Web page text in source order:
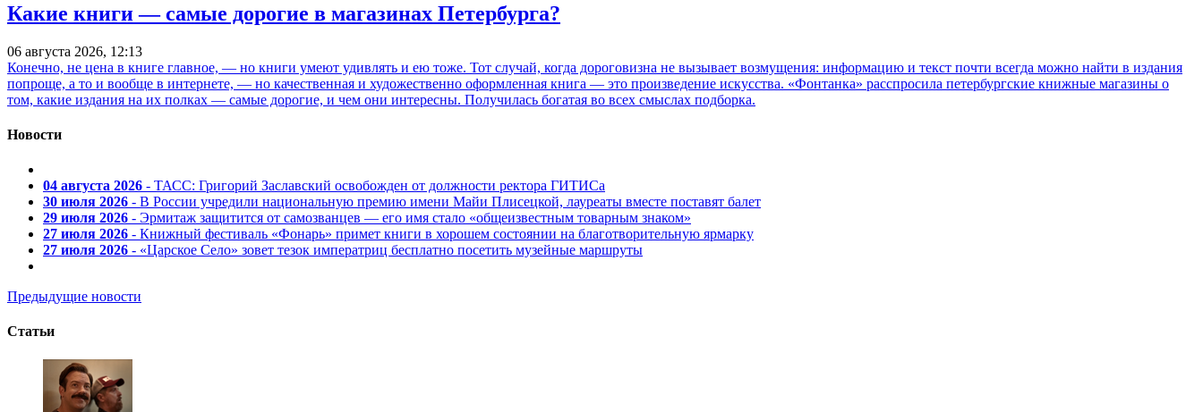
Какие книги — самые дорогие в магазинах Петербурга?
06 августа 2026, 12:13
Конечно, не цена в книге главное, — но книги умеют удивлять и ею тоже. Тот случай, когда дороговизна не вызывает возмущения: информацию и текст почти всегда можно найти в издания
попроще, а то и вообще в интернете, — но качественная и художественно оформленная книга — это произведение искусства. «Фонтанка» расспросила петербургские книжные магазины о
том, какие издания на их полках — самые дорогие, и чем они интересны. Получилась богатая во всех смыслах подборка.
Новости
04 августа 2026 - ТАСС: Григорий Заславский освобожден от должности ректора ГИТИСа
30 июля 2026 - В России учредили национальную премию имени Майи Плисецкой, лауреаты вместе поставят балет
29 июля 2026 - Эрмитаж защитится от самозванцев — его имя стало «общеизвестным товарным знаком»
27 июля 2026 - Книжный фестиваль «Фонарь» примет книги в хорошем состоянии на благотворительную ярмарку
27 июля 2026 - «Царское Село» зовет тезок императриц бесплатно посетить музейные маршруты
Предыдущие новости
Статьи